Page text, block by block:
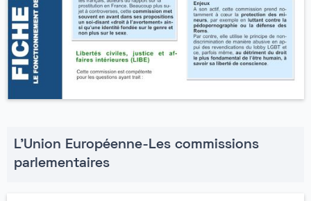
L'Union Européenne-Les commissions
parlementaires